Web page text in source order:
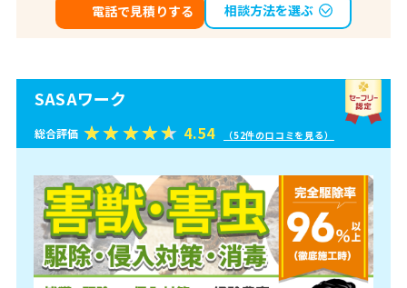
電話で見積りする 相談方法を選ぶ
SASAワーク
総合評価 4.54 （52件の口コミを見る）